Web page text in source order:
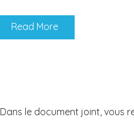
Read More
Dans le document joint, vous